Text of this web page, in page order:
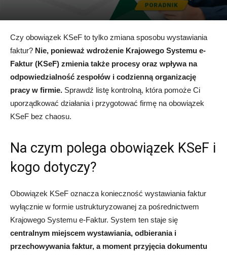
Księgowych
Czy obowiązek KSeF to tylko zmiana sposobu wystawiania
faktur? Nie, ponieważ wdrożenie Krajowego Systemu e-
Faktur (KSeF) zmienia także procesy oraz wpływa na
odpowiedzialność zespołów i codzienną organizację
pracy w firmie. Sprawdź listę kontrolną, która pomoże Ci
uporządkować działania i przygotować firmę na obowiązek
KSeF bez chaosu.
Na czym polega obowiązek KSeF i
kogo dotyczy?
Obowiązek KSeF oznacza konieczność wystawiania faktur
wyłącznie w formie ustrukturyzowanej za pośrednictwem
Krajowego Systemu e-Faktur. System ten staje się
centralnym miejscem wystawiania, odbierania i
przechowywania faktur, a moment przyjęcia dokumentu